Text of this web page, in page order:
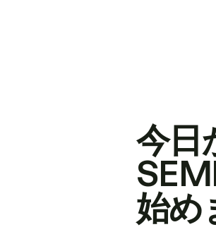
今日
始め